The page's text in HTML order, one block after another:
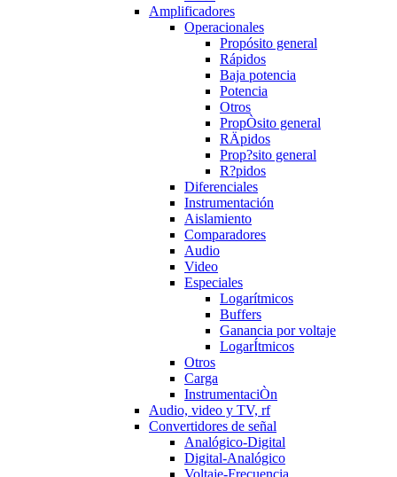
Amplificadores
Operacionales
Propósito general
Rápidos
Baja potencia
Potencia
Otros
PropÒsito general
RÄpidos
Prop?sito general
R?pidos
Diferenciales
Instrumentación
Aislamiento
Comparadores
Audio
Video
Especiales
Logarítmicos
Buffers
Ganancia por voltaje
LogarÍtmicos
Otros
Carga
InstrumentaciÒn
Audio, video y TV, rf
Convertidores de señal
Analógico-Digital
Digital-Analógico
Voltaje-Frecuencia